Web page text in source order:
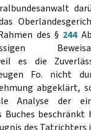
des § 244
es die
Fo. nicht
abgeklärt,
Analyse der
Buches